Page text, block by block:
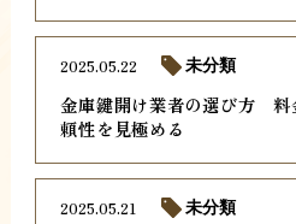
金庫鍵開け業者の選び方 料
頼性を見極める
2025.05.22 未分類
2025.05.21 未分類